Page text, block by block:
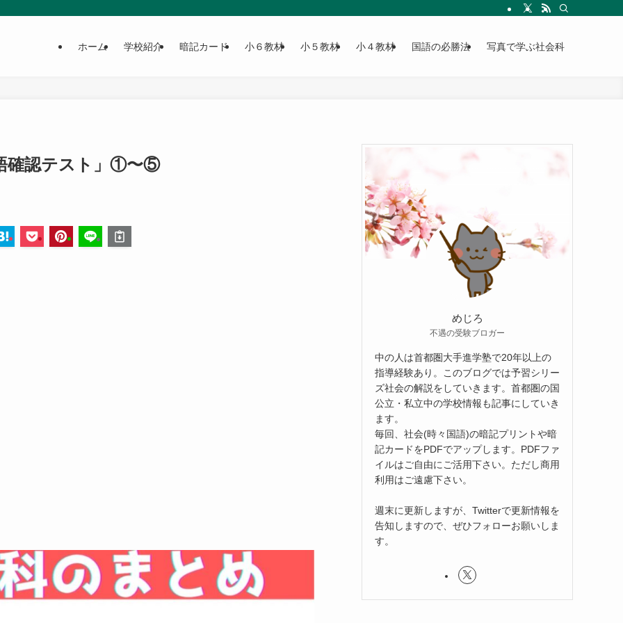
ホーム 学校紹介 暗記カード 小６教材 小５教材 小４教材 国語の必勝法 写真で学ぶ社会科
確認テスト」①〜⑤
めじろ
不遇の受験ブロガー
中の人は首都圏大手進学塾で20年以上の
指導経験あり。このブログでは予習シリー
ズ社会の解説をしていきます。首都圏の国
公立・私立中の学校情報も記事にしていき
ます。
毎回、社会(時々国語)の暗記プリントや暗
記カードをPDFでアップします。PDFファ
イルはご自由にご活用下さい。ただし商用
利用はご遠慮下さい。
週末に更新しますが、Twitterで更新情報を
告知しますので、ぜひフォローお願いしま
す。